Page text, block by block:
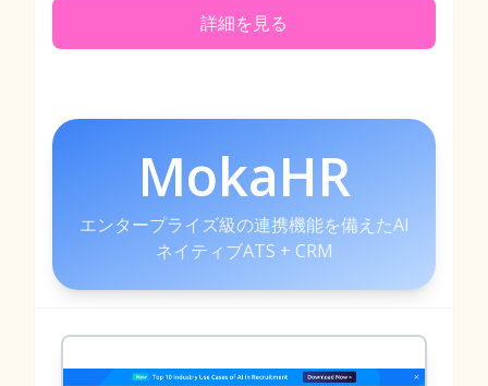
詳細を見る
MokaHR
エンタープライズ級の連携機能を備えたAI
ネイティブATS + CRM